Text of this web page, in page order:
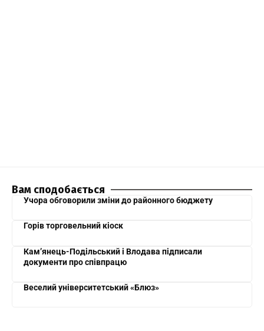
Вам сподобається
Учора обговорили зміни до районного бюджету
Горів торговельний кіоск
Кам’янець-Подільський і Влодава підписали
документи про співпрацю
Веселий університетський «Блюз»